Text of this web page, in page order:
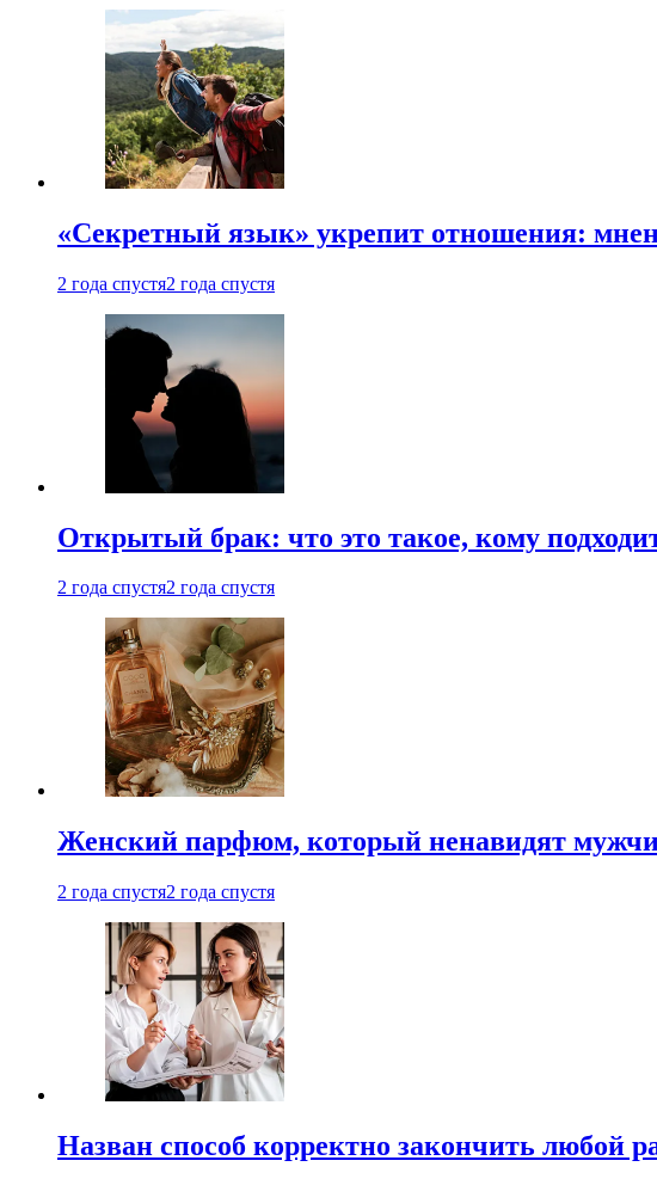
«Секретный язык» укрепит отношения:
2 года спустя2 года спустя
Открытый брак: что это такое, кому
2 года спустя2 года спустя
Женский парфюм, который ненавидят
2 года спустя2 года спустя
Назван способ корректно закончить любой